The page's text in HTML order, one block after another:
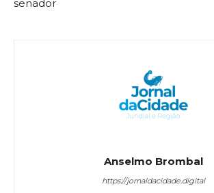
senador
Anselmo Brombal
https://jornaldacidade.digital